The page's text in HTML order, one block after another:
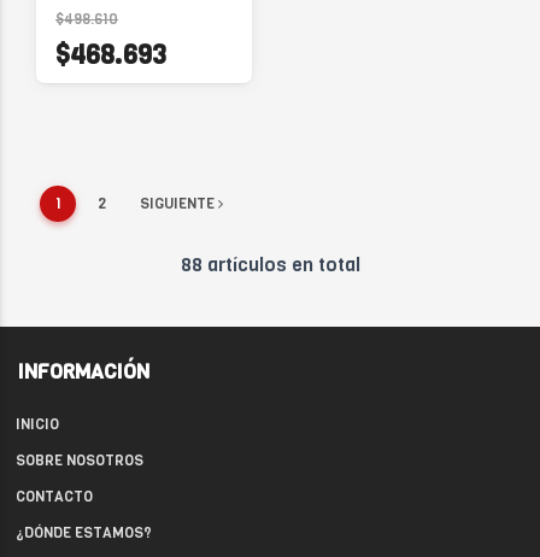
$498.610
$468.693
1 2 SIGUIENTE
88 artículos en total
INFORMACIÓN
INICIO
SOBRE NOSOTROS
CONTACTO
¿DÓNDE ESTAMOS?